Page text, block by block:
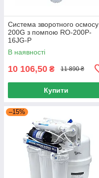
Система зворотного осмосу
200G з помпою RO-200P-
16JG-P
В наявності
10 106,50 ₴ 11 890 ₴
Купити
–15%